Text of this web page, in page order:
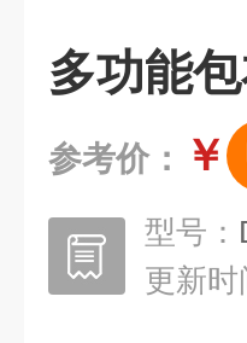
多功能
参考价： ￥
型号：
更新时